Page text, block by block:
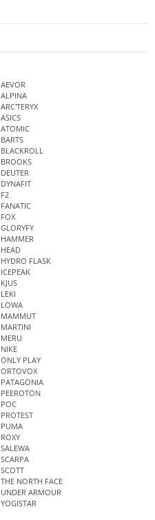
AEVOR
ALPINA
ARC'TERYX
ASICS
ATOMIC
BARTS
BLACKROLL
BROOKS
DEUTER
DYNAFIT
F2
FANATIC
FOX
GLORYFY
HAMMER
HEAD
HYDRO FLASK
ICEPEAK
KJUS
LEKI
LOWA
MAMMUT
MARTINI
MERU
NIKE
ONLY PLAY
ORTOVOX
PATAGONIA
PEEROTON
POC
PROTEST
PUMA
ROXY
SALEWA
SCARPA
SCOTT
THE NORTH FACE
UNDER ARMOUR
YOGISTAR